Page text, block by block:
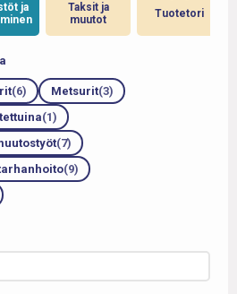
ja
Taksit ja
muutot
Tuotetori
(6) Metsurit(3)
(1)
(7)
(9)